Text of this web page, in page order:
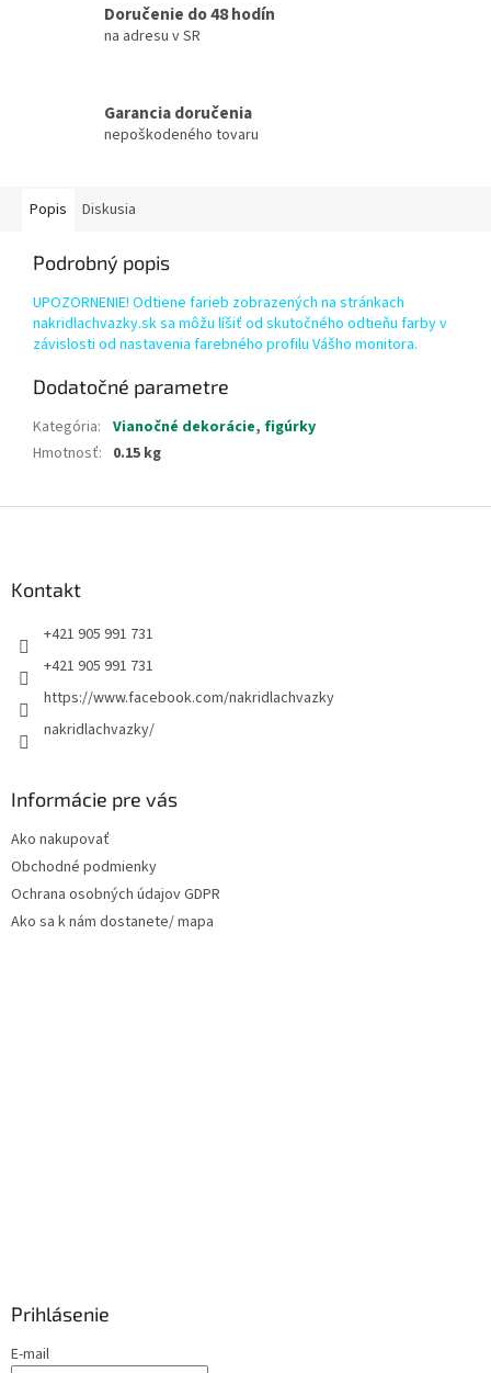
Doručenie do 48 hodín
na adresu v SR
Garancia doručenia
nepoškodeného tovaru
Popis Diskusia
Podrobný popis
UPOZORNENIE! Odtiene farieb zobrazených na stránkach
nakridlachvazky.sk sa môžu líšiť od skutočného odtieňu farby v
závislosti od nastavenia farebného profilu Vášho monitora.
Dodatočné parametre
Kategória: Vianočné dekorácie, figúrky
Hmotnosť: 0.15 kg
Kontakt
+421 905 991 731
+421 905 991 731
https://www.facebook.com/nakridlachvazky
nakridlachvazky/
Informácie pre vás
Ako nakupovať
Obchodné podmienky
Ochrana osobných údajov GDPR
Ako sa k nám dostanete/ mapa
Prihlásenie
E-mail